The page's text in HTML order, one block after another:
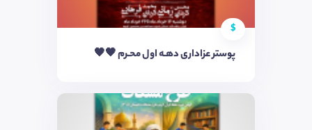
$
پوستر عزاداری دهـه اول محـرم 🖤🖤